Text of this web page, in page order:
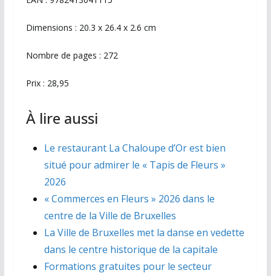
Dimensions : 20.3 x 26.4 x 2.6 cm
Nombre de pages : 272
Prix : 28,95
À lire aussi
Le restaurant La Chaloupe d’Or est bien
situé pour admirer le « Tapis de Fleurs »
2026
« Commerces en Fleurs » 2026 dans le
centre de la Ville de Bruxelles
La Ville de Bruxelles met la danse en vedette
dans le centre historique de la capitale
Formations gratuites pour le secteur